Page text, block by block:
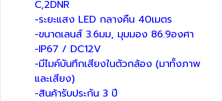
C,2DNR
-ระยะแสง LED กลางคืน 40เมตร
-ขนาดเลนส์ 3.6มม, มุมมอง 86.9องศา
-IP67 / DC12V
-มีไมค์บันทึกเสียงในตัวกล้อง (มาทั้งภาพ
และเสียง)
-สินค้ารับประกัน 3 ปี